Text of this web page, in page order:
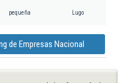
pequeña Lugo
de Empresas Nacional